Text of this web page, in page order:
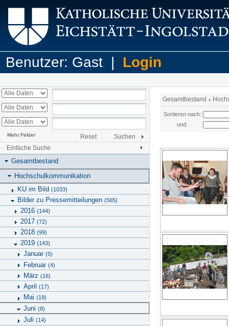
Benutzer: Gast | Login
Mehr Felder Reset
Suchen
Einfache Suche
Gesamtbestand
Hochschulkommunikation
KU im Bild (1033)
Bilder zu Pressemitteilungen (565)
2016 (144)
2017 (72)
2018 (99)
2019 (143)
Januar (5)
Februar (4)
März (16)
April (17)
Mai (19)
Juni (8)
Juli (14)
Gesamtbestand
Sortieren nach:
und: